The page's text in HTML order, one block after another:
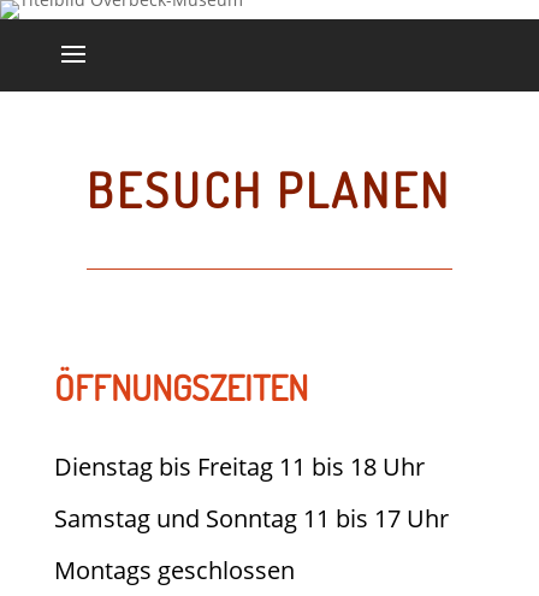
BESUCH PLANEN
ÖFFNUNGSZEITEN
Dienstag bis Freitag 11 bis 18 Uhr
Samstag und Sonntag 11 bis 17 Uhr
Montags geschlossen